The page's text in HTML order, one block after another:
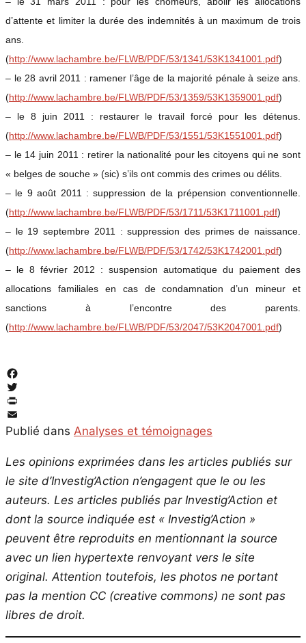
d’attente et limiter la durée des indemnités à un maximum de trois
ans.
(http://www.lachambre.be/FLWB/PDF/53/1341/53K1341001.pdf)
– le 28 avril 2011 : ramener l’âge de la majorité pénale à seize ans.
(http://www.lachambre.be/FLWB/PDF/53/1359/53K1359001.pdf)
– le 8 juin 2011 : restaurer le travail forcé pour les détenus.
(http://www.lachambre.be/FLWB/PDF/53/1551/53K1551001.pdf)
– le 14 juin 2011 : retirer la nationalité pour les citoyens qui ne sont
« belges de souche » (sic) s’ils ont commis des crimes ou délits.
– le 9 août 2011 : suppression de la prépension conventionnelle.
(http://www.lachambre.be/FLWB/PDF/53/1711/53K1711001.pdf)
– le 19 septembre 2011 : suppression des primes de naissance.
(http://www.lachambre.be/FLWB/PDF/53/1742/53K1742001.pdf)
– le 8 février 2012 : suspension automatique du paiement des
allocations familiales en cas de condamnation d’un mineur et
sanctions à l’encontre des parents.
(http://www.lachambre.be/FLWB/PDF/53/2047/53K2047001.pdf)
Facebook
Twitter
PrintFriendly
Email
Publié dans Analyses et témoignages
Les opinions exprimées dans les articles publiés sur
le site d’Investig’Action n’engagent que le ou les
auteurs. Les articles publiés par Investig’Action et
dont la source indiquée est « Investig’Action »
peuvent être reproduits en mentionnant la source
avec un lien hypertexte renvoyant vers le site
original. Attention toutefois, les photos ne portant
pas la mention CC (creative commons) ne sont pas
libres de droit.